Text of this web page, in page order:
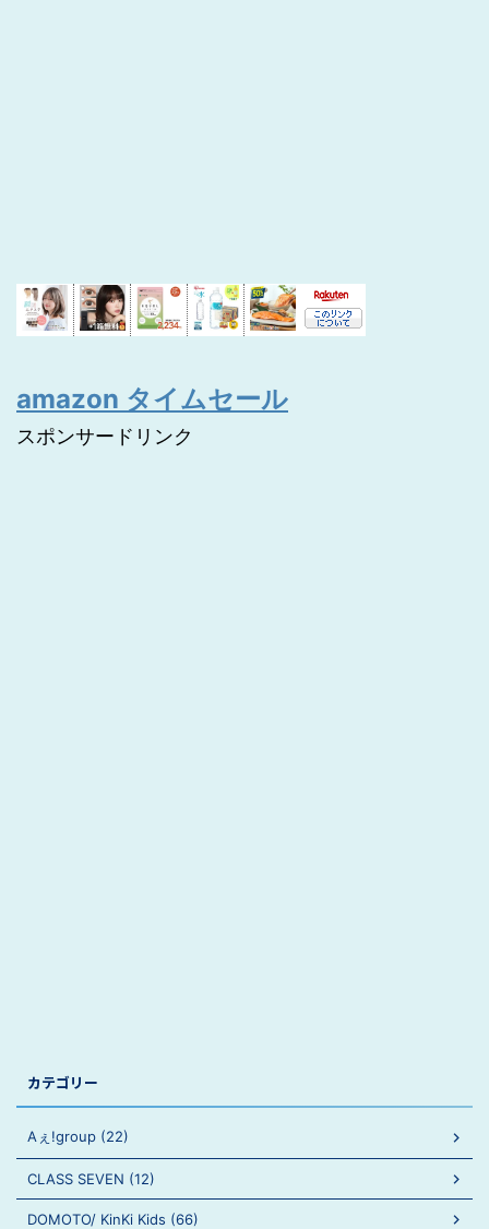
amazon タイムセール
スポンサードリンク
カテゴリー
Aぇ!group (22)
CLASS SEVEN (12)
DOMOTO/ KinKi Kids (66)